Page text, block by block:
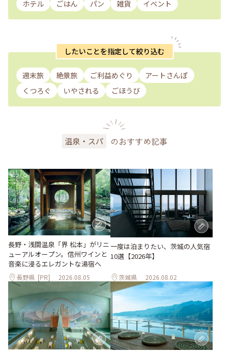
ホテル ごはん パン 雑貨 イベント
したいことを指定して絞り込む
週末旅 絶景旅 ご利益めぐり
アートさんぽ
くつろぐ
いやされる ごほうび
温泉・スパ のおすすめ記事
長野・浅間温泉「界 松本」がリニ
ューアルオープン。信州ワインと
音楽に浸るエレガントな湯宿へ
長野県 [PR] 2026.08.05
一度は泊まりたい、茨城の人気宿
10選【2026年】
茨城県 2026.08.02